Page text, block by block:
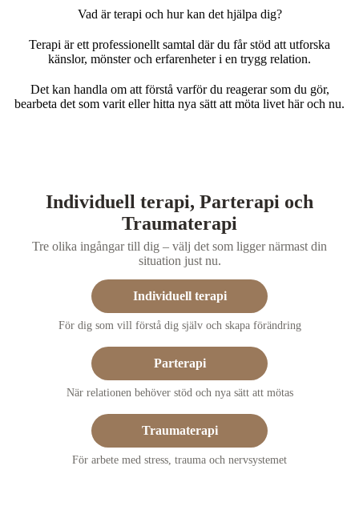
Vad är terapi och hur kan det hjälpa dig?
Terapi är ett professionellt samtal där du får stöd att utforska
känslor, mönster och erfarenheter i en trygg relation.
Det kan handla om att förstå varför du reagerar som du gör,
bearbeta det som varit eller hitta nya sätt att möta livet här och nu.
Individuell terapi, Parterapi och
Traumaterapi
Tre olika ingångar till dig – välj det som ligger närmast din
situation just nu.
Individuell terapi
För dig som vill förstå dig själv och skapa förändring
Parterapi
När relationen behöver stöd och nya sätt att mötas
Traumaterapi
För arbete med stress, trauma och nervsystemet